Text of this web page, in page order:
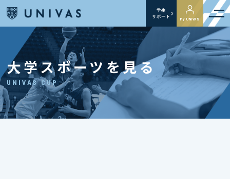
学生
サポート
My UNIVAS
大学スポーツを見る
UNIVAS CUP